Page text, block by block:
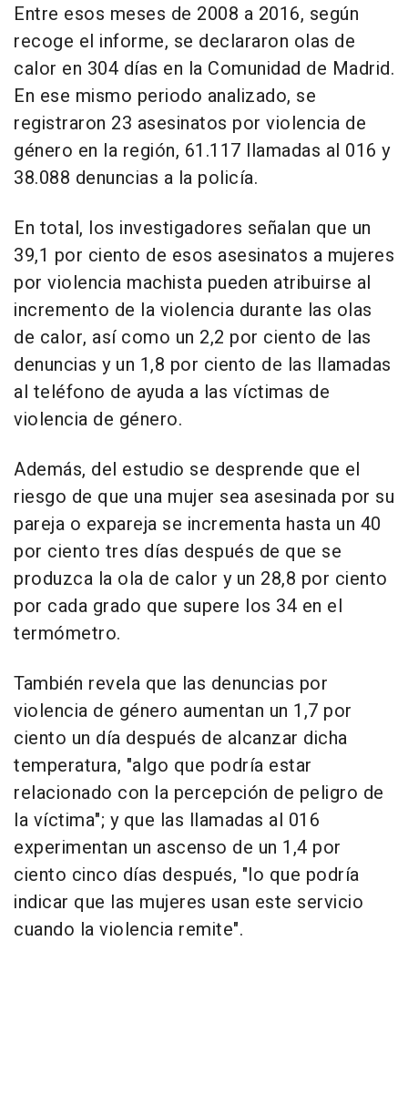
Entre esos meses de 2008 a 2016, según
recoge el informe, se declararon olas de
calor en 304 días en la Comunidad de Madrid.
En ese mismo periodo analizado, se
registraron 23 asesinatos por violencia de
género en la región, 61.117 llamadas al 016 y
38.088 denuncias a la policía.
En total, los investigadores señalan que un
39,1 por ciento de esos asesinatos a mujeres
por violencia machista pueden atribuirse al
incremento de la violencia durante las olas
de calor, así como un 2,2 por ciento de las
denuncias y un 1,8 por ciento de las llamadas
al teléfono de ayuda a las víctimas de
violencia de género.
Además, del estudio se desprende que el
riesgo de que una mujer sea asesinada por su
pareja o expareja se incrementa hasta un 40
por ciento tres días después de que se
produzca la ola de calor y un 28,8 por ciento
por cada grado que supere los 34 en el
termómetro.
También revela que las denuncias por
violencia de género aumentan un 1,7 por
ciento un día después de alcanzar dicha
temperatura, "algo que podría estar
relacionado con la percepción de peligro de
la víctima"; y que las llamadas al 016
experimentan un ascenso de un 1,4 por
ciento cinco días después, "lo que podría
indicar que las mujeres usan este servicio
cuando la violencia remite".